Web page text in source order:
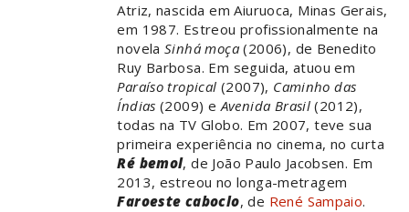
Atriz, nascida em Aiuruoca, Minas Gerais,
em 1987. Estreou profissionalmente na
novelaSinhá moça (2006), de Benedito
Ruy Barbosa. Em seguida, atuou em
Paraíso tropical (2007), Caminho das
Índias (2009) eAvenida Brasil (2012),
todas na TV Globo. Em 2007, teve sua
primeira experiência no cinema, no curta
Ré bemol, de João Paulo Jacobsen. Em
2013, estreou no longa-metragem
Faroeste caboclo, de René Sampaio.